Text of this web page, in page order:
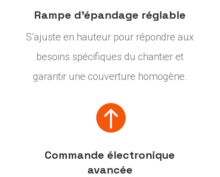
Rampe d’épandage réglable
S’ajuste en hauteur pour répondre aux
besoins spécifiques du chantier et
garantir une couverture homogène.

Commande électronique
avancée